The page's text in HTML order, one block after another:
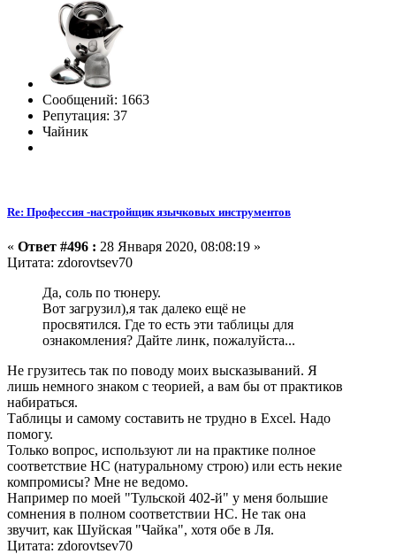
Сообщений: 1663
Репутация: 37
Чайник
Re: Профессия -настройщик язычковых инструментов
« Ответ #496 : 28 Января 2020, 08:08:19 »
Цитата: zdorovtsev70
Да, соль по тюнеру.
Вот загрузил),я так далеко ещё не
просвятился. Где то есть эти таблицы для
ознакомления? Дайте линк, пожалуйста...
Не грузитесь так по поводу моих высказываний. Я
лишь немного знаком с теорией, а вам бы от практиков
набираться.
Таблицы и самому составить не трудно в Excel. Надо
помогу.
Только вопрос, используют ли на практике полное
соответствие НС (натуральному строю) или есть некие
компромисы? Мне не ведомо.
Например по моей "Тульской 402-й" у меня большие
сомнения в полном соответствии НС. Не так она
звучит, как Шуйская "Чайка", хотя обе в Ля.
Цитата: zdorovtsev70